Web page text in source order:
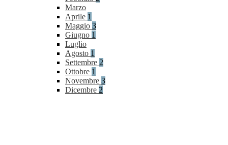
Marzo
Aprile 1
Maggio 3
Giugno 1
Luglio
Agosto 1
Settembre 2
Ottobre 1
Novembre 3
Dicembre 2